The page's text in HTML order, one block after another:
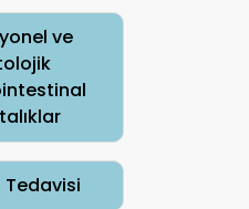
ve
Tedavisi